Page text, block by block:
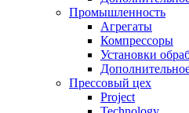
Промышленность
Агрегаты
Компрессоры
Установки
Прессовый цех
Project